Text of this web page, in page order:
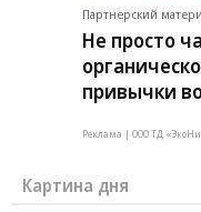
Партнерский
Не просто
привычки
Реклама | ООО ТД
Картина дня